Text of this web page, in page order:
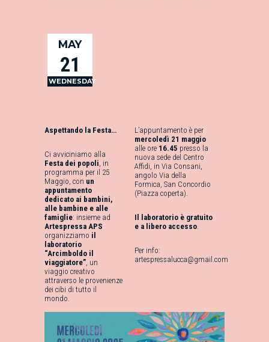
MAY
21
WEDNESDAY
Aspettando la Festa…
Ci avviciniamo alla
Festa dei popoli, in
programma per il 25
Maggio, con un
appuntamento
dedicato ai bambini,
alle bambine e alle
famiglie: insieme ad
Artespressa APS
organizziamo il
laboratorio
“Arcimboldo il
viaggiatore”, un
viaggio creativo
attraverso le provenienze
dei cibi di tutto il
mondo.
L’appuntamento è per
mercoledì 21 maggio
alle ore 16.45 presso la
nuova sede del Centro
Affidi, in Via Consani,
angolo Via della
Formica, San Concordio
(Piazza coperta).
Il laboratorio è gratuito
e a libero accesso.
Per info:
artespressalucca@gmail.com